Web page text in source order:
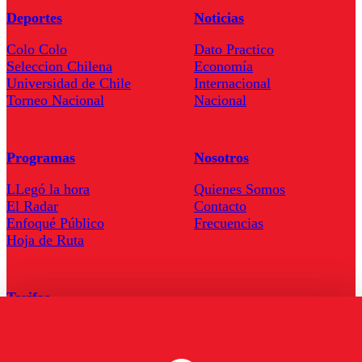
Deportes
Colo Colo
Seleccion Chilena
Universidad de Chile
Torneo Nacional
Noticias
Dato Practico
Economía
Internacional
Nacional
Programas
LLegó la hora
El Radar
Enfoqué Público
Hoja de Ruta
Nosotros
Quienes Somos
Contacto
Frecuencias
Tarifas